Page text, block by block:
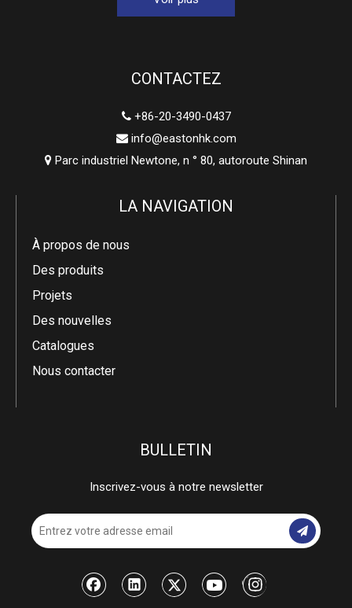
CONTACTEZ
+86-20-3490-0437
 info@eastonhk.com
 Parc industriel Newtone, n ° 80, autoroute Shinan
LA NAVIGATION
À propos de nous
Des produits
Projets
Des nouvelles
Catalogues
Nous contacter
BULLETIN
Inscrivez-vous à notre newsletter